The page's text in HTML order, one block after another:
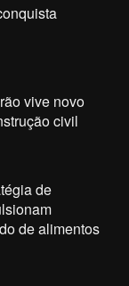
vive novo
civil
de
de alimentos